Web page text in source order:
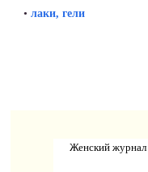
• лаки, гели
Женский